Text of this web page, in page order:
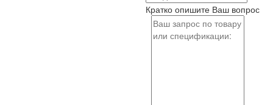
Кратко опишите Ваш вопрос